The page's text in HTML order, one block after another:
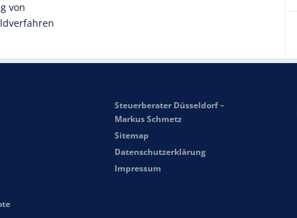
von
Steuerberater Düsseldorf –
Markus Schmetz
Sitemap
Datenschutzerklärung
Impressum